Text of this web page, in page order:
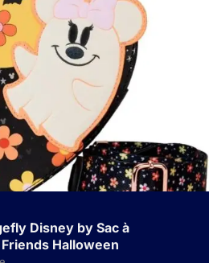
Disney by Sac à
Halloween